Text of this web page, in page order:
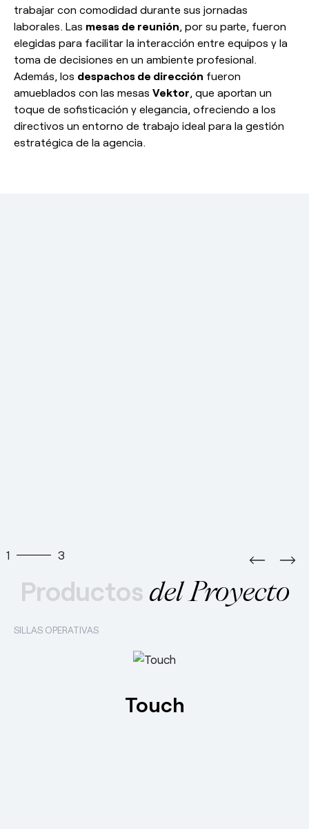
trabajar con comodidad durante sus jornadas
laborales. Las mesas de reunión , por su parte, fueron
elegidas para facilitar la interacción entre equipos y la
toma de decisiones en un ambiente profesional.
Además, los despachos de dirección fueron
amueblados con las mesas Vektor , que aportan un
toque de sofisticación y elegancia, ofreciendo a los
directivos un entorno de trabajo ideal para la gestión
estratégica de la agencia.
1 3
Productos del Proyecto
SILLAS OPERATIVAS
Touch